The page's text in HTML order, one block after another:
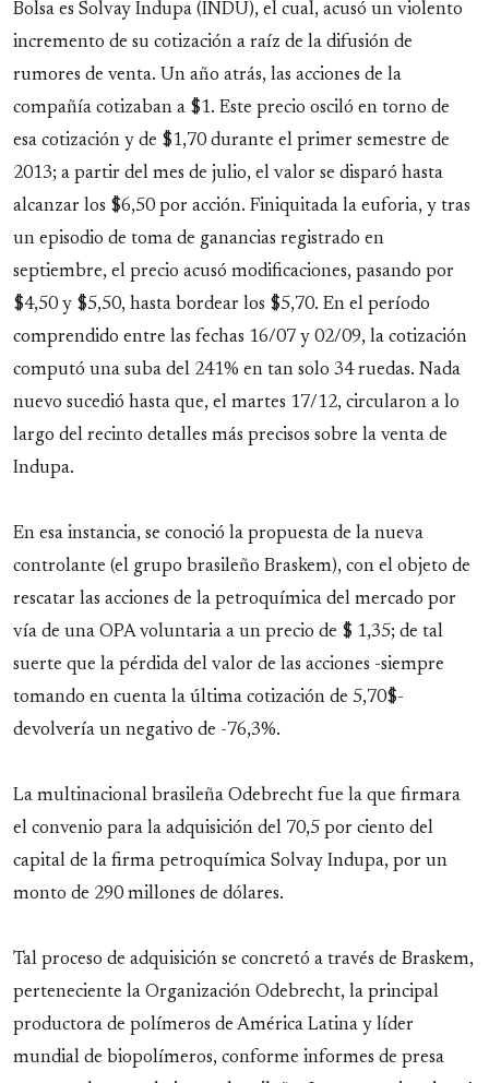
Bolsa es Solvay Indupa (INDU), el cual, acusó un violento
incremento de su cotización a raíz de la difusión de
rumores de venta. Un año atrás, las acciones de la
compañía cotizaban a $1. Este precio osciló en torno de
esa cotización y de $1,70 durante el primer semestre de
2013; a partir del mes de julio, el valor se disparó hasta
alcanzar los $6,50 por acción. Finiquitada la euforia, y tras
un episodio de toma de ganancias registrado en
septiembre, el precio acusó modificaciones, pasando por
$4,50 y $5,50, hasta bordear los $5,70. En el período
comprendido entre las fechas 16/07 y 02/09, la cotización
computó una suba del 241% en tan solo 34 ruedas. Nada
nuevo sucedió hasta que, el martes 17/12, circularon a lo
largo del recinto detalles más precisos sobre la venta de
Indupa.
En esa instancia, se conoció la propuesta de la nueva
controlante (el grupo brasileño Braskem), con el objeto de
rescatar las acciones de la petroquímica del mercado por
vía de una OPA voluntaria a un precio de $ 1,35; de tal
suerte que la pérdida del valor de las acciones -siempre
tomando en cuenta la última cotización de 5,70$-
devolvería un negativo de -76,3%.
La multinacional brasileña Odebrecht fue la que firmara
el convenio para la adquisición del 70,5 por ciento del
capital de la firma petroquímica Solvay Indupa, por un
monto de 290 millones de dólares.
Tal proceso de adquisición se concretó a través de Braskem,
perteneciente la Organización Odebrecht, la principal
productora de polímeros de América Latina y líder
mundial de biopolímeros, conforme informes de presa